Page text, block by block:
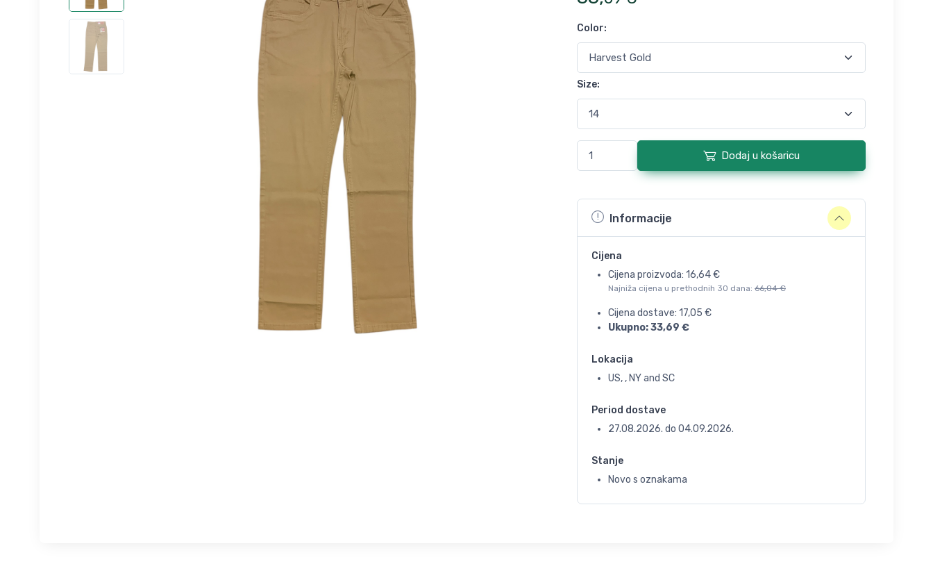
Color:
Size:
Dodaj u košaricu
Informacije
Cijena
Cijena proizvoda: 16,64€
Najniža cijena u prethodnih 30 dana: 66,04 €
Cijena dostave: 17,05 €
Ukupno:33,69 €
Lokacija
US, , NY and SC
Period dostave
27.08.2026. do 04.09.2026.
Stanje
Novo s oznakama